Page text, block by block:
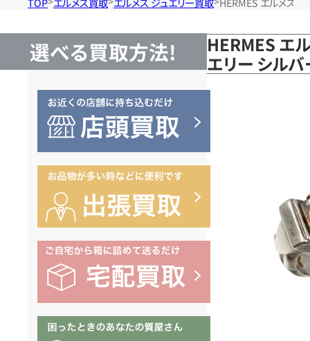
選べる買取方法!
HERMES エ
エリー シル